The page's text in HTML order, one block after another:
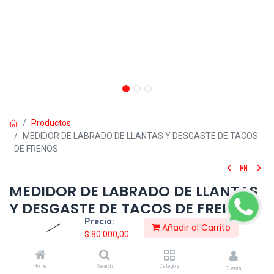
Precio:
$ 80.000,00
Añadir al Carrito
Home Search Category Cuenta
Productos
MEDIDOR DE LABRADO DE LLANTAS Y DESGASTE DE TACOS
DE FRENOS
MEDIDOR DE LABRADO DE LLANTAS
Y DESGASTE DE TACOS DE FRENOS
REF: 031-B652201
Herramienta ideal para realizar medición al desgaste de las
pastillas de los frenos o de las holguras de las llantas, con esta
herramienta puedes hacer diagnósticos rápidos y sencillos, ya